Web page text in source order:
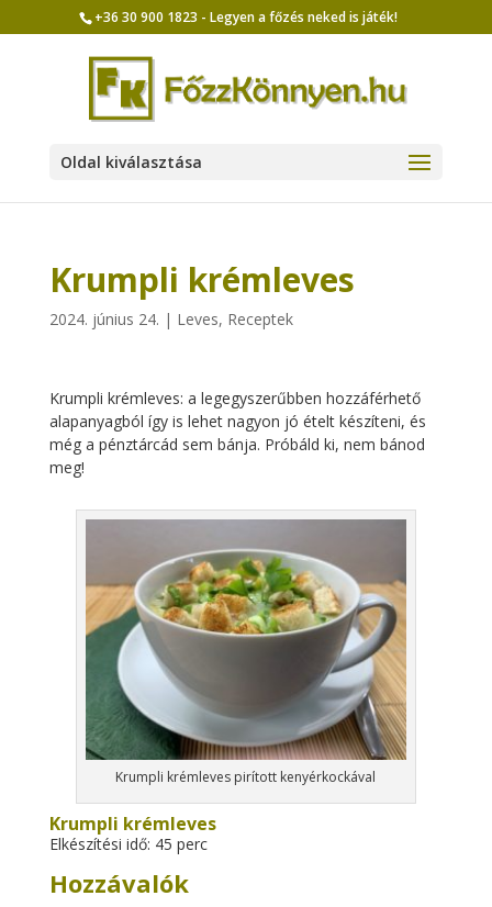
+36 30 900 1823 - Legyen a főzés neked is játék!
Oldal kiválasztása
Krumpli krémleves
2024. június 24. | Leves, Receptek
Krumpli krémleves: a legegyszerűbben hozzáférhető
alapanyagból így is lehet nagyon jó ételt készíteni, és
még a pénztárcád sem bánja. Próbáld ki, nem bánod
meg!
Krumpli krémleves pirított kenyérkockával
Krumpli krémleves
Elkészítési idő: 45 perc
Hozzávalók